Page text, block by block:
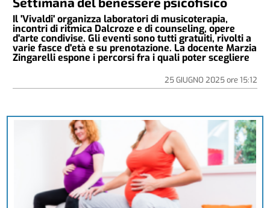
Il 'Vivaldi' organizza laboratori di musicoterapia,
incontri di ritmica Dalcroze e di counseling, opere
d'arte condivise. Gli eventi sono tutti gratuiti, rivolti a
varie fasce d'età e su prenotazione. La docente Marzia
Zingarelli espone i percorsi fra i quali poter scegliere
25 GIUGNO 2025ore 15:12